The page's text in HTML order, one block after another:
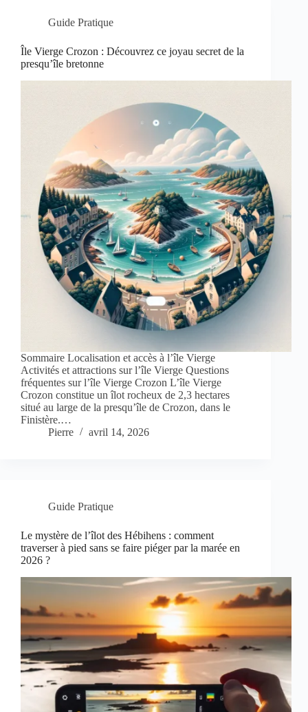
Guide Pratique
Île Vierge Crozon : Découvrez ce joyau secret de la
presqu’île bretonne
Sommaire Localisation et accès à l’île Vierge
Activités et attractions sur l’île Vierge Questions
fréquentes sur l’île Vierge Crozon L’île Vierge
Crozon constitue un îlot rocheux de 2,3 hectares
situé au large de la presqu’île de Crozon, dans le
Finistère.…
Pierre
avril 14, 2026
Guide Pratique
Le mystère de l’îlot des Hébihens : comment
traverser à pied sans se faire piéger par la marée en
2026 ?